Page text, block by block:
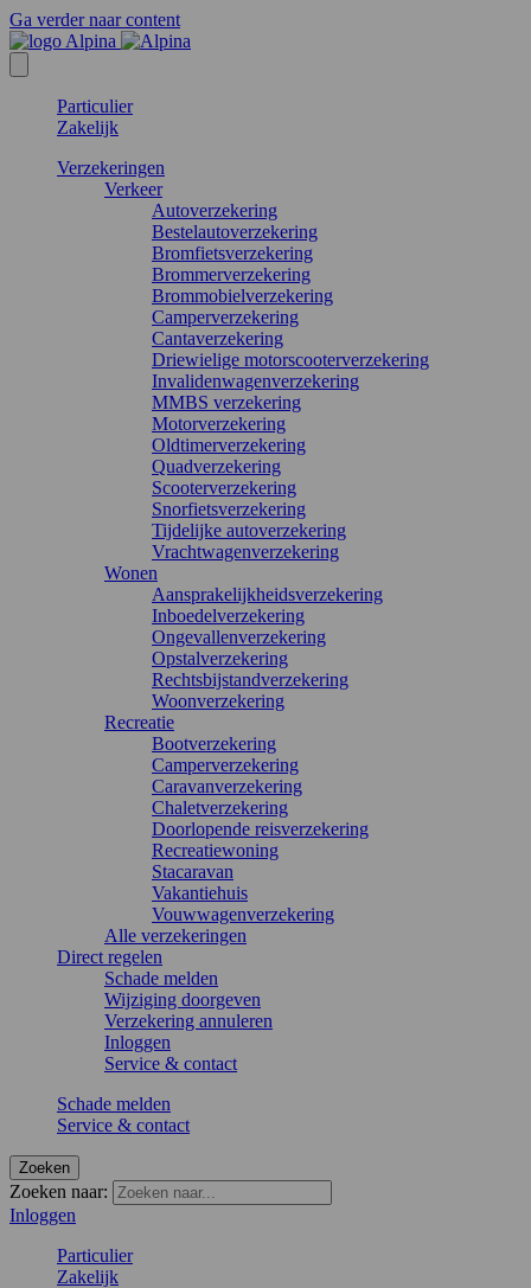
Ga verder naar content
Particulier
Zakelijk
Verzekeringen
Verkeer
Autoverzekering
Bestelautoverzekering
Bromfietsverzekering
Brommerverzekering
Brommobielverzekering
Camperverzekering
Cantaverzekering
Driewielige motorscooterverzekering
Invalidenwagenverzekering
MMBS verzekering
Motorverzekering
Oldtimerverzekering
Quadverzekering
Scooterverzekering
Snorfietsverzekering
Tijdelijke autoverzekering
Vrachtwagenverzekering
Wonen
Aansprakelijkheidsverzekering
Inboedelverzekering
Ongevallenverzekering
Opstalverzekering
Rechtsbijstandverzekering
Woonverzekering
Recreatie
Bootverzekering
Camperverzekering
Caravanverzekering
Chaletverzekering
Doorlopende reisverzekering
Recreatiewoning
Stacaravan
Vakantiehuis
Vouwwagenverzekering
Alle verzekeringen
Direct regelen
Schade melden
Wijziging doorgeven
Verzekering annuleren
Inloggen
Service & contact
Schade melden
Service & contact
Zoeken
Zoeken naar:
Inloggen
Particulier
Zakelijk